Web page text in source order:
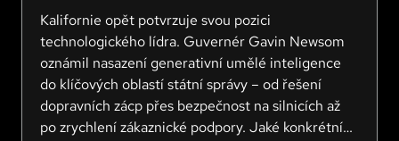
Kalifornie opět potvrzuje svou pozici
technologického lídra. Guvernér Gavin Newsom
oznámil nasazení generativní umělé inteligence
do klíčových oblastí státní správy – od řešení
dopravních zácp přes bezpečnost na silnicích až
po zrychlení zákaznické podpory. Jaké konkrétní